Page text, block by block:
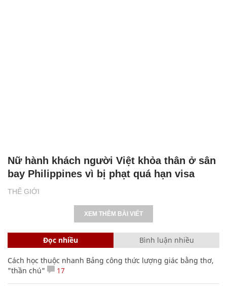
THẾ GIỚI
Nữ hành khách người Việt khỏa thân ở sân
bay Philippines vì bị phạt quá hạn visa
XEM THÊM BÀI VIẾT
Đọc nhiều Bình luận nhiều
Cách học thuộc nhanh Bảng công thức lượng giác bằng thơ,
"thần chú"
17